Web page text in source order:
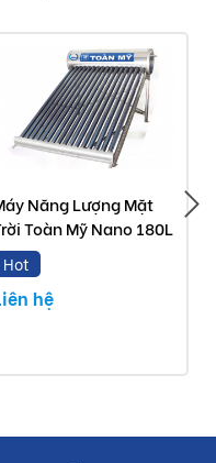
hình và ánh sáng.
chuyển và Khuyến
Mỹ mà Buildshop bán
giả, hàng nhái.
thời gian và tiền bạc
Năng Lượng Mặt
Toàn Mỹ Nano 180L
Hot
hệ